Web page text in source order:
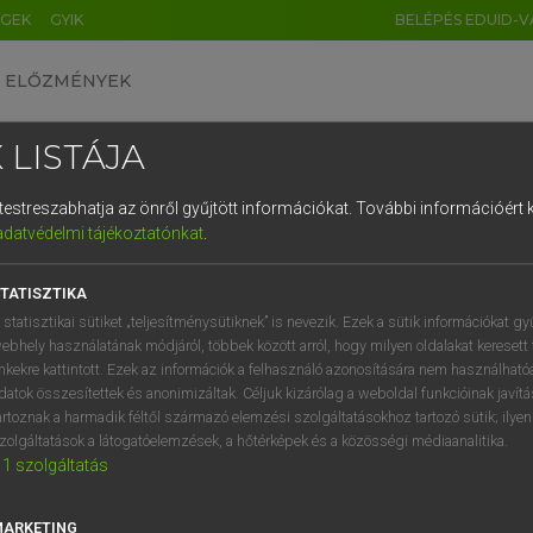
GYIK BELÉPÉS EDUID-
ELŐZMÉNYEK
szótár
VAN ELŐFIZETÉSED?
megtekintéséhez.
LISTÁJA
az önről gyűjtött információkat. További információért
tájékoztatónkat.
statisztikai sütiket „teljesítménysütiknek” is nevezik. Ezek a sütik információkat
használatának módjáról, többek között arról, hogy milyen oldalakat keresett
kattintott. Ezek az információk a felhasználó azonosítására nem
összesítettek és anonimizáltak. Céljuk kizárólag a weboldal funkcióinak
a harmadik féltől származó elemzési szolgáltatásokhoz tartozó sütik;
a látogatóelemzések, a hőtérképek és a közösségi médiaanalitika.
1 szolgáltatás
DE CN FR ES IT NL
1 2 3 4 5 6 7 8 9
q w e r t z u i
a s d f g h j k l é
í y x c v b n m , .